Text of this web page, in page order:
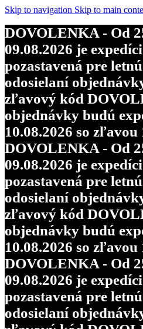
Skip to navigation Skip to main
DOVOLENKA - Od
09.08.2026 je
pozastavená pre
odosielaní
zľavový kód
objednávky budú
10.08.2026 so zľavou
DOVOLENKA - Od
09.08.2026 je
pozastavená pre
odosielaní
zľavový kód
objednávky budú
10.08.2026 so zľavou
DOVOLENKA - Od
09.08.2026 je
pozastavená pre
odosielaní